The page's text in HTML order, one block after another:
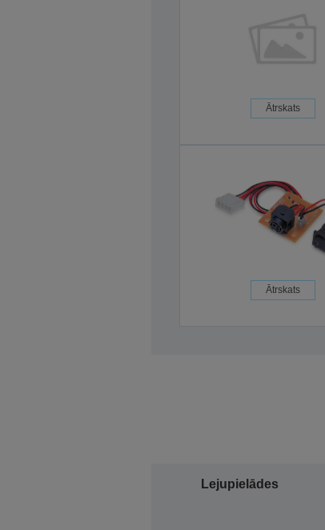
Ātrskats
Ātrskats
Lejupielādes